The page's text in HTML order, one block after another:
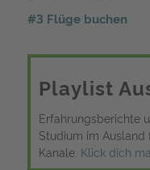
#3 Flüge buchen
Playlist
Erfahrungsberichte
Studium im
Kanale. Klick dich